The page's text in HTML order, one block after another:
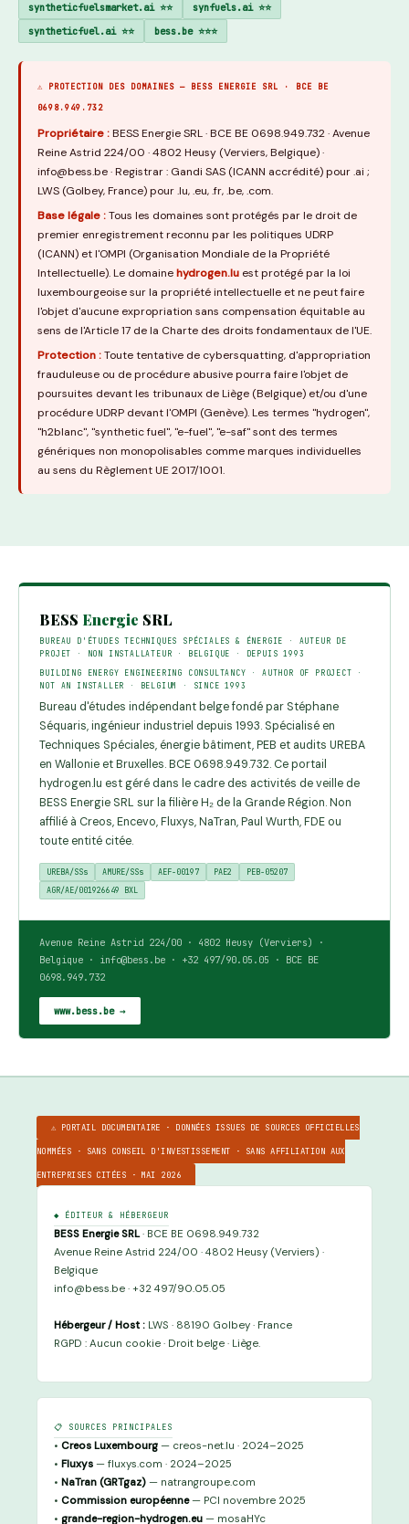
syntheticfuelsmarket.ai ⭐⭐
synfuels.ai ⭐⭐
syntheticfuel.ai ⭐⭐
bess.be ⭐⭐⭐
⚠ PROTECTION DES DOMAINES — BESS ENERGIE SRL · BCE BE
0698.949.732
Propriétaire :BESS Energie SRL · BCE BE 0698.949.732 · Avenue
Reine Astrid 224/00 · 4802 Heusy (Verviers, Belgique) ·
info@bess.be · Registrar : Gandi SAS (ICANN accrédité) pour .ai ;
LWS (Golbey, France) pour .lu, .eu, .fr, .be, .com.
Base légale :Tous les domaines sont protégés par le droit de
premier enregistrement reconnu par les politiques UDRP
(ICANN) et l'OMPI (Organisation Mondiale de la Propriété
Intellectuelle). Le domainehydrogen.luest protégé par la loi
luxembourgeoise sur la propriété intellectuelle et ne peut faire
l'objet d'aucune expropriation sans compensation équitable au
sens de l'Article 17 de la Charte des droits fondamentaux de l'UE.
Protection :Toute tentative de cybersquatting, d'appropriation
frauduleuse ou de procédure abusive pourra faire l'objet de
poursuites devant les tribunaux de Liège (Belgique) et/ou d'une
procédure UDRP devant l'OMPI (Genève). Les termes "hydrogen",
"h2blanc", "synthetic fuel", "e-fuel", "e-saf" sont des termes
génériques non monopolisables comme marques individuelles
au sens du Règlement UE 2017/1001.
BESS Energie SRL
BUREAU D'ÉTUDES TECHNIQUES SPÉCIALES & ÉNERGIE · AUTEUR DE
PROJET · NON INSTALLATEUR · BELGIQUE · DEPUIS 1993
BUILDING ENERGY ENGINEERING CONSULTANCY · AUTHOR OF PROJECT ·
NOT AN INSTALLER · BELGIUM · SINCE 1993
Bureau d'études indépendant belge fondé par Stéphane
Séquaris, ingénieur industriel depuis 1993. Spécialisé en
Techniques Spéciales, énergie bâtiment, PEB et audits UREBA
en Wallonie et Bruxelles. BCE 0698.949.732. Ce portail
hydrogen.lu est géré dans le cadre des activités de veille de
BESS Energie SRL sur la filière H₂ de la Grande Région. Non
affilié à Creos, Encevo, Fluxys, NaTran, Paul Wurth, FDE ou
toute entité citée.
UREBA/SSs AMURE/SSs AEF-00197 PAE2
PEB-05207
AGR/AE/001926649 BXL
Avenue Reine Astrid 224/00 · 4802 Heusy (Verviers) ·
Belgique · info@bess.be · +32 497/90.05.05 · BCE BE
0698.949.732
www.bess.be →
⚠ PORTAIL DOCUMENTAIRE · DONNÉES ISSUES DE SOURCES OFFICIELLES
NOMMÉES · SANS CONSEIL D'INVESTISSEMENT · SANS AFFILIATION AUX
ENTREPRISES CITÉES · MAI 2026
◆ ÉDITEUR & HÉBERGEUR
BESS Energie SRL· BCE BE 0698.949.732
Avenue Reine Astrid 224/00 · 4802 Heusy (Verviers) ·
Belgique
info@bess.be · +32 497/90.05.05
Hébergeur / Host :LWS · 88190 Golbey · France
RGPD : Aucun cookie · Droit belge · Liège.
📋 SOURCES PRINCIPALES
• Creos Luxembourg— creos-net.lu · 2024–2025
• Fluxys— fluxys.com · 2024–2025
• NaTran (GRTgaz)— natrangroupe.com
• Commission européenne— PCI novembre 2025
• grande-region-hydrogen.eu— mosaHYc